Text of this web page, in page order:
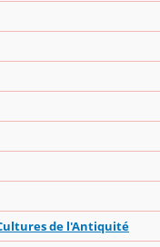
de l'Antiquité